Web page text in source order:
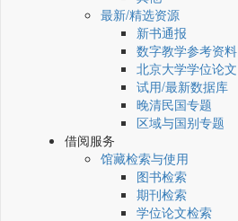
最新/精选资源
新书通报
数字教学参考资料
北京大学学位论文
试用/最新数据库
晚清民国专题
区域与国别专题
借阅服务
馆藏检索与使用
图书检索
期刊检索
学位论文检索